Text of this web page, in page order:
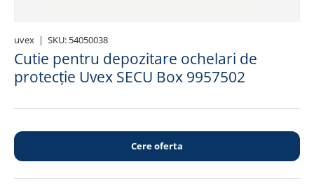
uvex | SKU: 54050038
Cutie pentru depozitare ochelari de
protecție Uvex SECU Box 9957502
Cere oferta